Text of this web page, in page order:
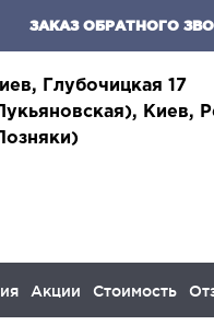
ЗАКАЗ ОБРАТНОГО
Глубочицкая 17
Киев,
Акции Стоимость